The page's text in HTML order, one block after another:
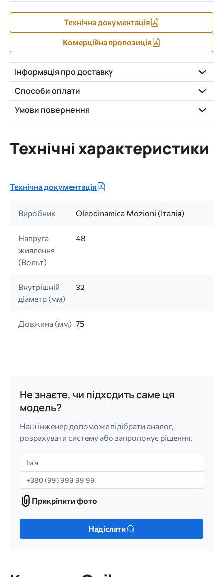
Технічна документація
Комерційна пропозиція
Інформація про доставку
Способи оплати
Умови повернення
Технічні характеристики
Технічна документація
Виробник Oleodinamica Mozioni (Італія)
Напруга
живлення
(Bольт)
48
Внутрішній
діаметр (мм)
32
Довжина (мм) 75
Не знаєте, чи підходить саме ця
модель?
Наш інженер допоможе підібрати аналог,
розрахувати систему або запропонує рішення.
Імʼя
Телефон
Прикріпити
фото
Прикріпити фото
Лише
Надіслати